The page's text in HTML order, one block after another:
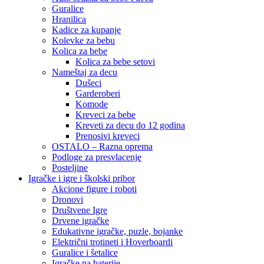
Guralice
Hranilica
Kadice za kupanje
Kolevke za bebu
Kolica za bebe
Kolica za bebe setovi
Nameštaj za decu
Dušeci
Garderoberi
Komode
Kreveci za bebe
Kreveti za decu do 12 godina
Prenosivi kreveci
OSTALO – Razna oprema
Podloge za presvlacenje
Posteljine
Igračke i igre i školski pribor
Akcione figure i roboti
Dronovi
Društvene Igre
Drvene igračke
Edukativne igračke, puzle, bojanke
Električni trotineti i Hoverboardi
Guralice i šetalice